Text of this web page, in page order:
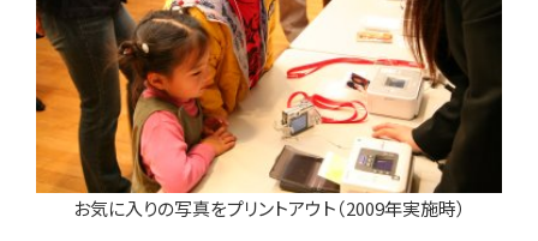
お気に入りの写真をプリントアウト（2009年実施時）